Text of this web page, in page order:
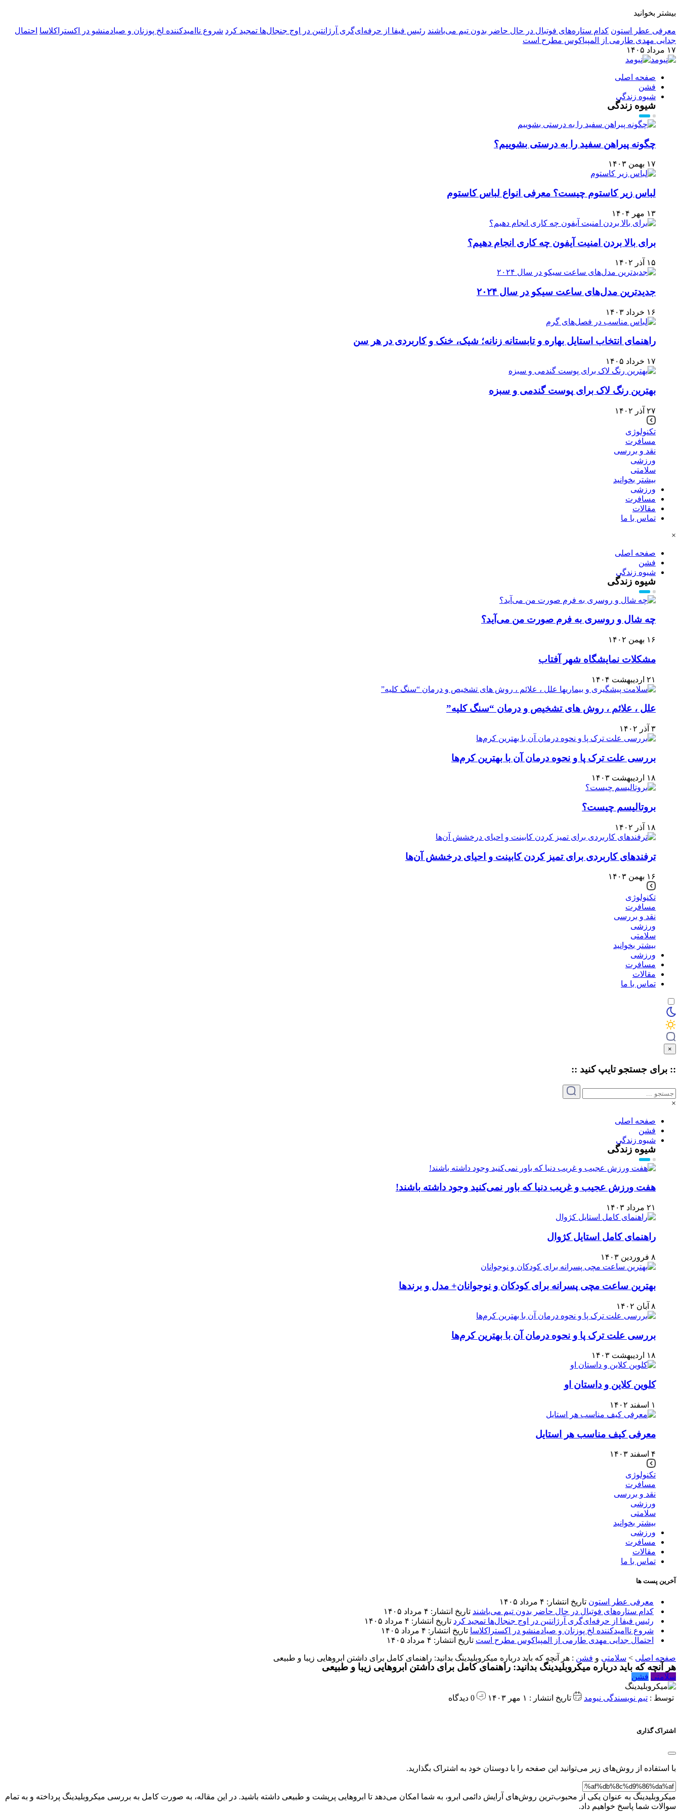
بیشتر بخوانید
معرفی عطر استون کدام ستاره‌های فوتبال در حال حاضر بدون تیم می‌باشند رئیس فیفا از حرفه‌ای‌گری آرژانتین در اوج جنجال‌ها تمجید کرد شروع ناامیدکننده لخ پوزنان و صیادمنشو در اکستراکلاسا احتمال
جدایی مهدی طارمی از المپیاکوس مطرح است
۱۷ مرداد ۱۴۰۵
صفحه اصلی
فشن
شیوه زندگی
شیوه زندگی
چگونه پیراهن سفید را به درستی بشوییم؟
۱۷ بهمن ۱۴۰۳
لباس زير كاستوم چيست؟ معرفی انواع لباس کاستوم
۱۳ مهر ۱۴۰۴
برای بالا بردن امنیت آیفون چه کاری انجام دهیم؟
۱۵ آذر ۱۴۰۲
جدیدترین مدل‌های ساعت سیکو در سال ۲۰۲۴
۱۶ خرداد ۱۴۰۳
راهنمای انتخاب استایل بهاره و تابستانه زنانه؛ شیک، خنک و کاربردی در هر سن
۱۷ خرداد ۱۴۰۵
بهترین رنگ لاک برای پوست گندمی و سبزه
۲۷ آذر ۱۴۰۲
تکنولوژی
مسافرت
نقد و بررسی
ورزشی
سلامتی
بیشتر بخوانید
ورزشی
مسافرت
مقالات
تماس با ما
×
صفحه اصلی
فشن
شیوه زندگی
شیوه زندگی
چه شال و روسری به فرم صورت من می‌آید؟
۱۶ بهمن ۱۴۰۲
مشکلات نمایشگاه شهر آفتاب
۲۱ اردیبهشت ۱۴۰۴
علل ، علائم ، روش های تشخیص و درمان “سنگ کلیه”
۳ آذر ۱۴۰۲
بررسی علت ترک پا و نحوه درمان آن با بهترین کرم‌ها
۱۸ اردیبهشت ۱۴۰۳
بروتالیسم چیست؟
۱۸ آذر ۱۴۰۲
ترفندهای کاربردی برای تمیز کردن کابینت و احیای درخشش آن‌ها
۱۶ بهمن ۱۴۰۳
تکنولوژی
مسافرت
نقد و بررسی
ورزشی
سلامتی
بیشتر بخوانید
ورزشی
مسافرت
مقالات
تماس با ما
×
:: برای جستجو تایپکنید ::
×
صفحه اصلی
فشن
شیوه زندگی
شیوه زندگی
هفت ورزش عجیب و غریب دنیا که باور نمی‌کنید وجود داشته باشند!
۲۱ مرداد ۱۴۰۳
راهنمای کامل استایل کژوال
۸ فروردین ۱۴۰۳
بهترین ساعت مچی پسرانه برای کودکان و نوجوانان+ مدل و برندها
۸ آبان ۱۴۰۲
بررسی علت ترک پا و نحوه درمان آن با بهترین کرم‌ها
۱۸ اردیبهشت ۱۴۰۳
کلوین کلاین و داستان او
۱ اسفند ۱۴۰۲
معرفی کیف مناسب هر استایل
۴ اسفند ۱۴۰۳
تکنولوژی
مسافرت
نقد و بررسی
ورزشی
سلامتی
بیشتر بخوانید
ورزشی
مسافرت
مقالات
تماس با ما
آخرین پست ها
معرفی عطر استون تاریخ انتشار: ۴ مرداد ۱۴۰۵
کدام ستاره‌های فوتبال در حال حاضر بدون تیم می‌باشند تاریخ انتشار: ۴ مرداد ۱۴۰۵
رئیس فیفا از حرفه‌ای‌گری آرژانتین در اوج جنجال‌ها تمجید کرد تاریخ انتشار: ۴ مرداد ۱۴۰۵
شروع ناامیدکننده لخ پوزنان و صیادمنشو در اکستراکلاسا تاریخ انتشار: ۴ مرداد ۱۴۰۵
احتمال جدایی مهدی طارمی از المپیاکوس مطرح است تاریخ انتشار: ۴ مرداد ۱۴۰۵
صفحه اصلی > سلامتی و فشن : هر آنچه که باید درباره میکروبلیدینگ بدانید: راهنمای کامل برای داشتن ابروهایی زیبا و طبیعی
هر آنچه که باید درباره میکروبلیدینگ بدانید: راهنمای کامل برای داشتن ابروهایی زیبا و طبیعی
سلامتی فشن
توسط : تیم نویسندگی نیومد تاریخ انتشار : ۱ مهر ۱۴۰۳
اشتراک گذاری
با استفاده از روش‌های زیر می‌توانید این صفحه را با دوستان خود به اشتراک بگذارید.
میکروبلیدینگ به عنوان یکی از محبوب‌ترین روش‌های آرایش دائمی ابرو، به شما امکان می‌دهد تا ابروهایی پرپشت و طبیعی داشته باشید. در این مقاله، به صورت کامل به بررسی میکروبلیدینگ پرداخته و به تمام
سوالات شما پاسخ خواهیم داد.